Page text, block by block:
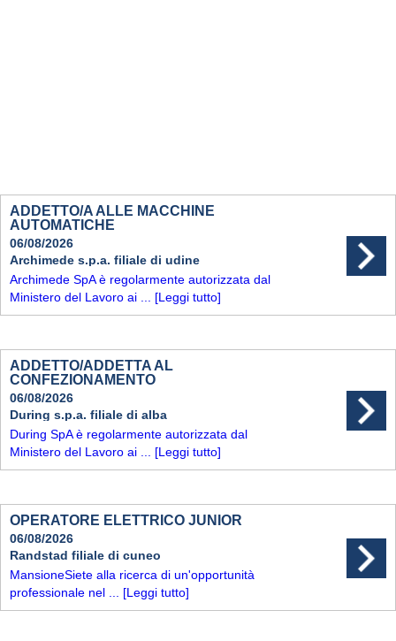
ADDETTO/A ALLE MACCHINE
AUTOMATICHE
06/08/2026
Archimede s.p.a. filiale di udine
Archimede SpA è regolarmente autorizzata dal
Ministero del Lavoro ai ... [Leggi tutto]
ADDETTO/ADDETTA AL
CONFEZIONAMENTO
06/08/2026
During s.p.a. filiale di alba
During SpA è regolarmente autorizzata dal
Ministero del Lavoro ai ... [Leggi tutto]
OPERATORE ELETTRICO JUNIOR
06/08/2026
Randstad filiale di cuneo
MansioneSiete alla ricerca di un'opportunità
professionale nel ... [Leggi tutto]